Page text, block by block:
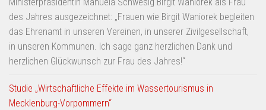
Ministerpräsidentin Manuela Schwesig Birgit Waniorek als Frau
des Jahres ausgezeichnet: „Frauen wie Birgit Waniorek begleiten
das Ehrenamt in unseren Vereinen, in unserer Zivilgesellschaft,
in unseren Kommunen. Ich sage ganz herzlichen Dank und
herzlichen Glückwunsch zur Frau des Jahres!“
Studie „Wirtschaftliche Effekte im Wassertourismus in
Mecklenburg-Vorpommern“